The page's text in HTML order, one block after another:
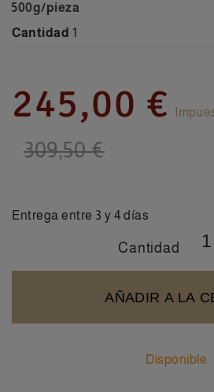
500g/pieza
Cantidad 1
245,00 €
309,50 €
Entrega entre 3 y 4 días
Cantidad
AÑADIR A LA
Disponible